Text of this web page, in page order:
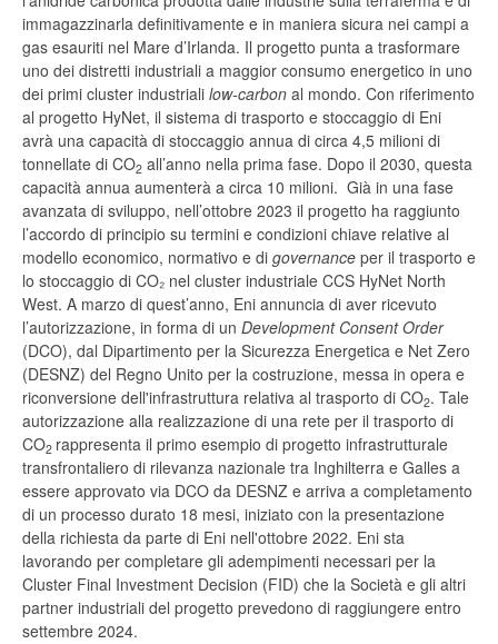
immagazzinarla definitivamente e in maniera sicura nei campi a
gas esauriti nel Mare d’Irlanda. Il progetto punta a trasformare
uno dei distretti industriali a maggior consumo energetico in uno
dei primi cluster industriali low-carbon al mondo. Con riferimento
al progetto HyNet, il sistema di trasporto e stoccaggio di Eni
avrà una capacità di stoccaggio annua di circa 4,5 milioni di
tonnellate di CO2 all’anno nella prima fase. Dopo il 2030, questa
capacità annua aumenterà a circa 10 milioni. Già in una fase
avanzata di sviluppo, nell’ottobre 2023 il progetto ha raggiunto
l’accordo di principio su termini e condizioni chiave relative al
modello economico, normativo e di governance per il trasporto e
lo stoccaggio di CO₂ nel cluster industriale CCS HyNet North
West. A marzo di quest’anno, Eni annuncia di aver ricevuto
l’autorizzazione, in forma di un Development Consent Order
(DCO), dal Dipartimento per la Sicurezza Energetica e Net Zero
(DESNZ) del Regno Unito per la costruzione, messa in opera e
riconversione dell'infrastruttura relativa al trasporto di CO2. Tale
autorizzazione alla realizzazione di una rete per il trasporto di
CO2 rappresenta il primo esempio di progetto infrastrutturale
transfrontaliero di rilevanza nazionale tra Inghilterra e Galles a
essere approvato via DCO da DESNZ e arriva a completamento
di un processo durato 18 mesi, iniziato con la presentazione
della richiesta da parte di Eni nell'ottobre 2022. Eni sta
lavorando per completare gli adempimenti necessari per la
Cluster Final Investment Decision (FID) che la Società e gli altri
partner industriali del progetto prevedono di raggiungere entro
settembre 2024.